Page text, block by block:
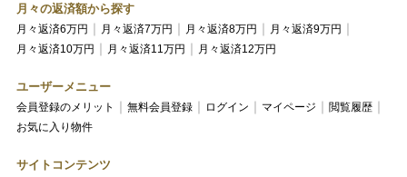
月々の返済額から探す
月々返済6万円 月々返済7万円 月々返済8万円
月々返済9万円
月々返済10万円
月々返済11万円 月々返済12万円
ユーザーメニュー
会員登録のメリット 無料会員登録 ログイン マイページ
閲覧履歴
お気に入り物件
サイトコンテンツ